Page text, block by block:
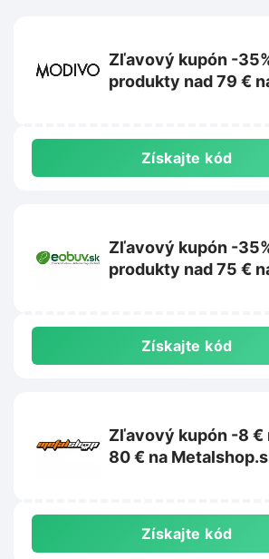
Zľavový kupón -
produkty nad 79 €
Získajte kód
Zľavový kupón -
produkty nad 75 €
Získajte kód
Zľavový kupón -8 €
80 € na
Získajte kód